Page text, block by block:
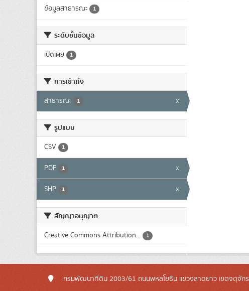
ข้อมูลสาธารณะ 1
ระดับชั้นข้อมูล
เปิดเผย 1
การเข้าถึง
สาธารณะ 1 x
รูปแบบ
CSV 1
PDF 1 x
SHP 1 x
สัญญาอนุญาต
Creative Commons Attribution... 1
กรมพัฒนาที่ดิน 2003/61 ถนนพหลโยธิน แขวงลาดยาว เขตจตุจัก